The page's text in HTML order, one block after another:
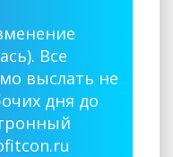
Все
выслать не
дня до